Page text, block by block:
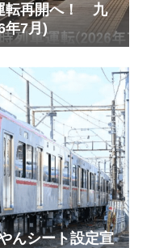
転再開へ！ 九
年7月)
んシート設定宣